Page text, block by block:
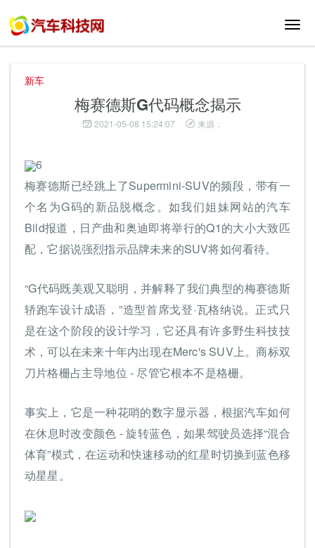
切
新车
梅赛德斯G代码概念揭示
2021-05-08 15:24:07 来源：
6
梅赛德斯已经跳上了Supermini-SUV的频段，带有一
个名为G码的新品脱概念。如我们姐妹网站的汽车
Bild报道，日产曲和奥迪即将举行的Q1的大小大致匹
配，它据说强烈指示品牌未来的SUV将如何看待。
“G代码既美观又聪明，并解释了我们典型的梅赛德斯
轿跑车设计成语，”造型首席戈登·瓦格纳说。正式只
是在这个阶段的设计学习，它还具有许多野生科技技
术，可以在未来十年内出现在Merc's SUV上。商标双
刀片格栅占主导地位 - 尽管它根本不是格栅。
事实上，它是一种花哨的数字显示器，根据汽车如何
在休息时改变颜色 - 旋转蓝色，如果驾驶员选择“混合
体育”模式，在运动和快速移动的红星时切换到蓝色移
动星星。